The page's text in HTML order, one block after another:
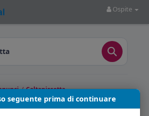
Ospite
/ Caltanissetta
seguente prima di continuare